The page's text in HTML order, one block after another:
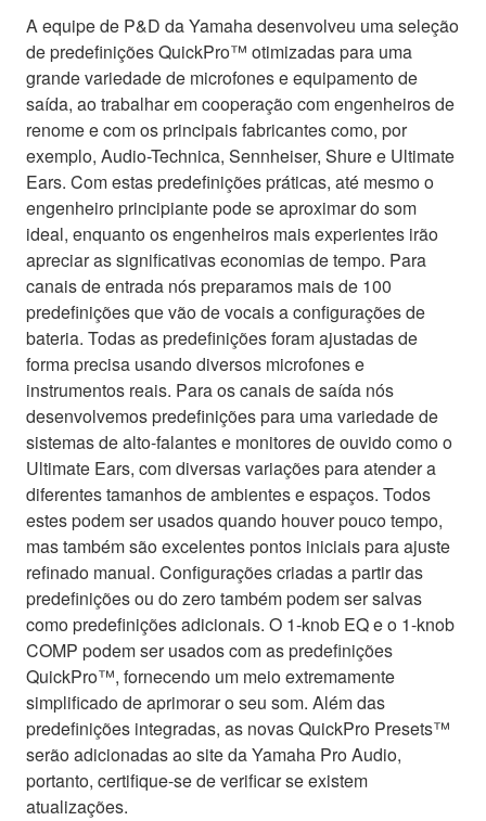
A equipe de P&D da Yamaha desenvolveu uma seleção
de predefinições QuickPro™ otimizadas para uma
grande variedade de microfones e equipamento de
saída, ao trabalhar em cooperação com engenheiros de
renome e com os principais fabricantes como, por
exemplo, Audio-Technica, Sennheiser, Shure e Ultimate
Ears. Com estas predefinições práticas, até mesmo o
engenheiro principiante pode se aproximar do som
ideal, enquanto os engenheiros mais experientes irão
apreciar as significativas economias de tempo. Para
canais de entrada nós preparamos mais de 100
predefinições que vão de vocais a configurações de
bateria. Todas as predefinições foram ajustadas de
forma precisa usando diversos microfones e
instrumentos reais. Para os canais de saída nós
desenvolvemos predefinições para uma variedade de
sistemas de alto-falantes e monitores de ouvido como o
Ultimate Ears, com diversas variações para atender a
diferentes tamanhos de ambientes e espaços. Todos
estes podem ser usados quando houver pouco tempo,
mas também são excelentes pontos iniciais para ajuste
refinado manual. Configurações criadas a partir das
predefinições ou do zero também podem ser salvas
como predefinições adicionais. O 1-knob EQ e o 1-knob
COMP podem ser usados com as predefinições
QuickPro™, fornecendo um meio extremamente
simplificado de aprimorar o seu som. Além das
predefinições integradas, as novas QuickPro Presets™
serão adicionadas ao site da Yamaha Pro Audio,
portanto, certifique-se de verificar se existem
atualizações.